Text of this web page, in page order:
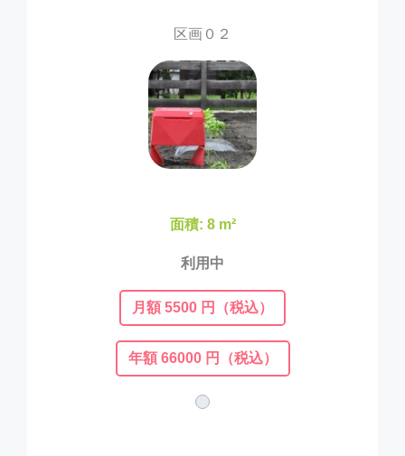
区画０２
面積: 8 m²
利用中
月額 5500 円（税込）
年額 66000 円（税込）